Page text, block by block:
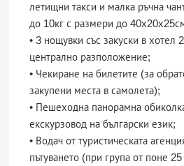
летищни такси и малка ръчна
до 10кг с размери до
• 3 нощувки със закуски в хотел
централно разположение;
• Чекиране на билетите (за
закупени места в самолета);
• Пешеходна панорамна
екскурзовод на български език;
• Водач от туристическата
пътуването (при група от поне 25